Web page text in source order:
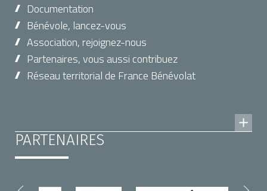
Documentation
Bénévole, lancez-vous
Association, rejoignez-nous
Partenaires, vous aussi contribuez
Réseau territorial de France Bénévolat
PARTENAIRES